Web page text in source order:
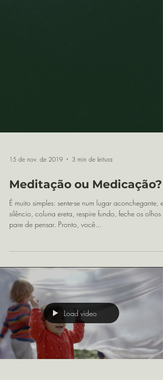
15 de nov. de 2019 3 min de leitura
Meditação ou Medicação?
É muito simples: sente-se num lugar aconchegante,
silêncio, coluna ereta, respire fundo, feche os olhos e
pare de pensar. Pronto, você...